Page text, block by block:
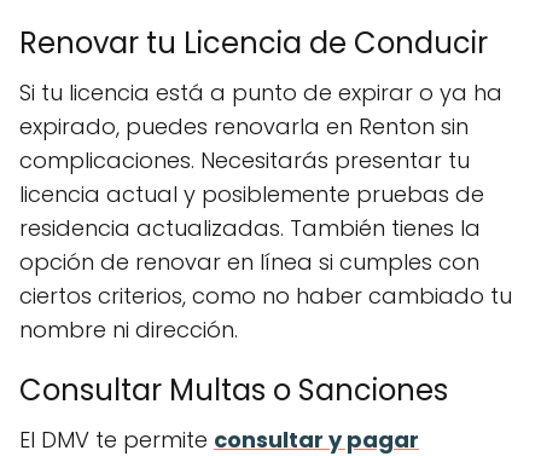
Renovar tu Licencia de Conducir
Si tu licencia está a punto de expirar o ya ha
expirado, puedes renovarla en Renton sin
complicaciones. Necesitarás presentar tu
licencia actual y posiblemente pruebas de
residencia actualizadas. También tienes la
opción de renovar en línea si cumples con
ciertos criterios, como no haber cambiado tu
nombre ni dirección.
Consultar Multas o Sanciones
El DMV te permite consultar y pagar